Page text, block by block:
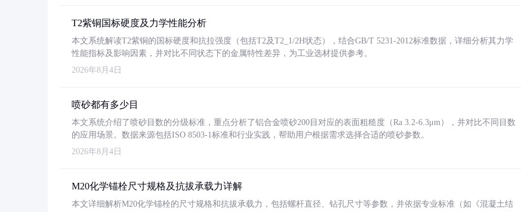
T2紫铜国标硬度及力学性能分析
本文系统解读T2紫铜的国标硬度和抗拉强度（包括T2及T2_1/2H状态），结合GB/T 5231-2012标准数据，详细分析其力学
性能指标及影响因素，并对比不同状态下的金属特性差异，为工业选材提供参考。
2026年8月4日
喷砂都有多少目
本文系统介绍了喷砂目数的分级标准，重点分析了铝合金喷砂200目对应的表面粗糙度（Ra 3.2-6.3μm），并对比不同目数
的应用场景。数据来源包括ISO 8503-1标准和行业实践，帮助用户根据需求选择合适的喷砂参数。
2026年8月4日
M20化学锚栓尺寸规格及抗拔承载力详解
本文详细解析M20化学锚栓的尺寸规格和抗拔承载力，包括螺杆直径、钻孔尺寸等参数，并依据专业标准（如《混凝土结